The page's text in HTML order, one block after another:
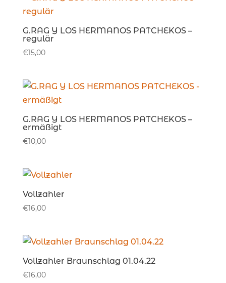
G.RAG Y LOS HERMANOS PATCHEKOS –
regulär
€15,00
G.RAG Y LOS HERMANOS PATCHEKOS –
ermäßigt
€10,00
Vollzahler
€16,00
Vollzahler Braunschlag 01.04.22
€16,00